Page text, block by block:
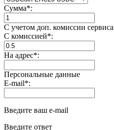
Сумма*:
С учетом доп. комиссии
С комиссией*:
На адрес*:
Персональные данные
E-mail*:
Введите ваш e-mail
Введите ответ